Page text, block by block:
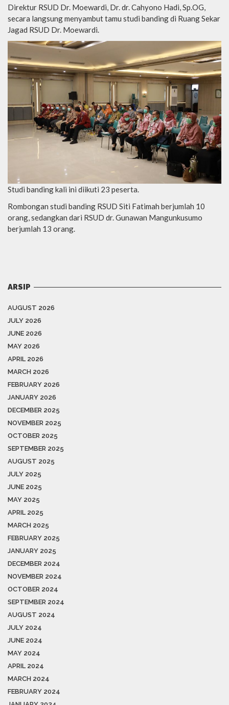
Direktur RSUD Dr. Moewardi, Dr. dr. Cahyono Hadi, Sp.OG,
secara langsung menyambut tamu studi banding di Ruang Sekar
Jagad RSUD Dr. Moewardi.
Studi banding kali ini diikuti 23 peserta.
Rombongan studi banding RSUD Siti Fatimah berjumlah 10
orang, sedangkan dari RSUD dr. Gunawan Mangunkusumo
berjumlah 13 orang.
ARSIP
AUGUST 2026
JULY 2026
JUNE 2026
MAY 2026
APRIL 2026
MARCH 2026
FEBRUARY 2026
JANUARY 2026
DECEMBER 2025
NOVEMBER 2025
OCTOBER 2025
SEPTEMBER 2025
AUGUST 2025
JULY 2025
JUNE 2025
MAY 2025
APRIL 2025
MARCH 2025
FEBRUARY 2025
JANUARY 2025
DECEMBER 2024
NOVEMBER 2024
OCTOBER 2024
SEPTEMBER 2024
AUGUST 2024
JULY 2024
JUNE 2024
MAY 2024
APRIL 2024
MARCH 2024
FEBRUARY 2024